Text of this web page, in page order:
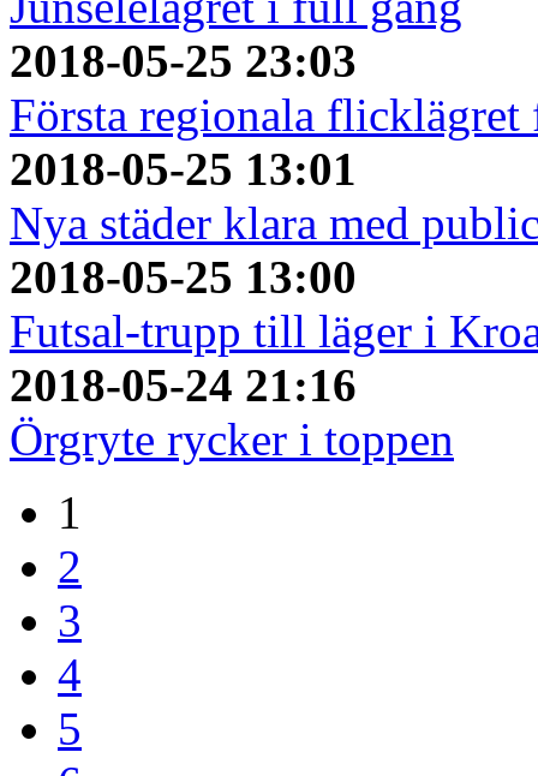
2018-05-25 23:03
Första regionala
2018-05-25 13:01
Nya städer klara med
2018-05-25 13:00
Futsal-trupp till läger i
2018-05-24 21:16
Örgryte rycker i toppen
1
2
3
4
5